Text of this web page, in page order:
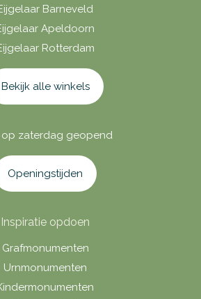
Barneveld
Apeldoorn
Rotterdam
Bekijk alle winkels
op zaterdag geopend
Openingstijden
Inspiratie opdoen
Grafmonumenten
Urnmonumenten